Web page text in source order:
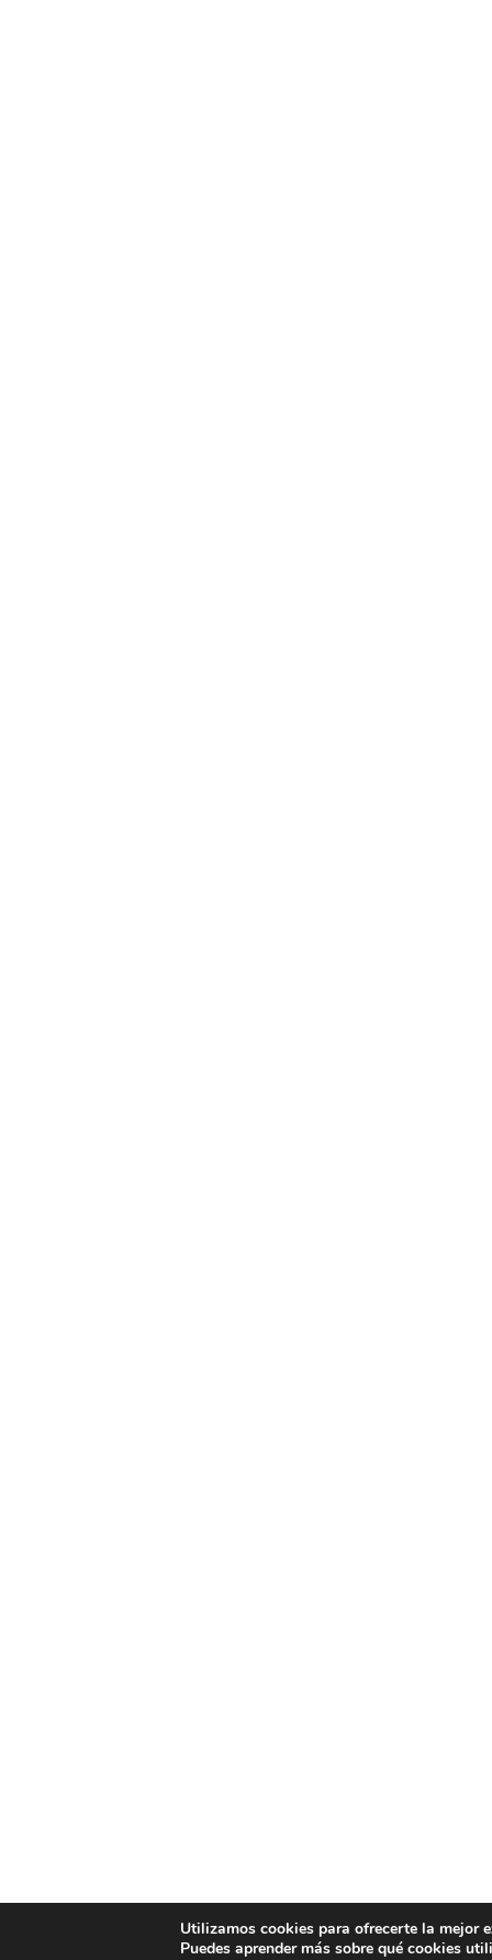
Utilizamos cookies para ofrecerte la mejor
Puedes aprender más sobre qué cookies